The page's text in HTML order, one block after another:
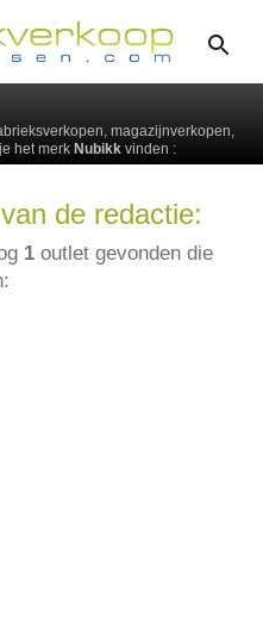
magazijnverkopen,
het merk Nubikk vinden :
de redactie:
1 outlet gevonden die